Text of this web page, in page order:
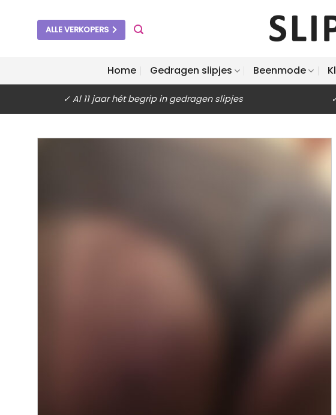
ALLE VERKOPERS
Home Gedragen slipjes Beenmode
✓ Al 11 jaar hét begrip in gedragen slipjes